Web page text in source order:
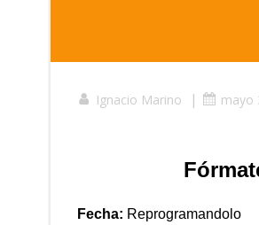
Ignacio Marino | mayo
Fecha: Reprogramandolo